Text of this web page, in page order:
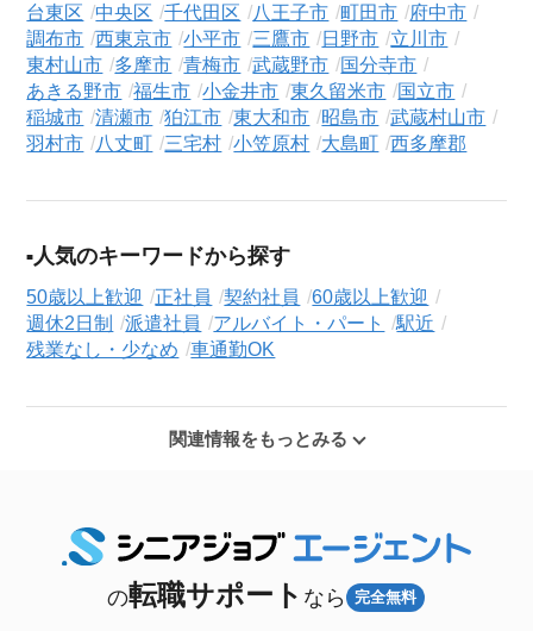
台東区
中央区 千代田区 八王子市 町田市
府中市
調布市
西東京市 小平市 三鷹市 日野市
立川市
東村山市
多摩市 青梅市 武蔵野市
国分寺市
あきる野市
福生市 小金井市 東久留米市
国立市
稲城市
清瀬市 狛江市 東大和市 昭島市
武蔵村山市
羽村市
八丈町 三宅村 小笠原村 大島町 西多摩郡
人気のキーワードから探す
50歳以上歓迎 正社員 契約社員
60歳以上歓迎
週休2日制
派遣社員 アルバイト・パート
駅近
残業なし・少なめ
車通勤OK
関連情報をもっとみる
の転職サポート なら 完全無料